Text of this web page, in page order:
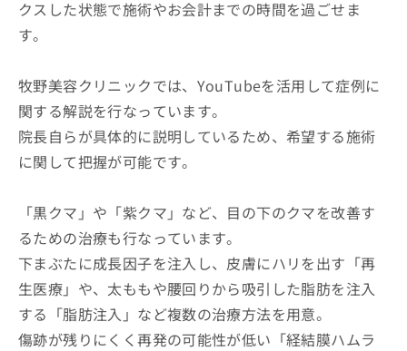
クスした状態で施術やお会計までの時間を過ごせま
す。
牧野美容クリニックでは、YouTubeを活用して症例に
関する解説を行なっています。
院長自らが具体的に説明しているため、希望する施術
に関して把握が可能です。
「黒クマ」や「紫クマ」など、目の下のクマを改善す
るための治療も行なっています。
下まぶたに成長因子を注入し、皮膚にハリを出す「再
生医療」や、太ももや腰回りから吸引した脂肪を注入
する「脂肪注入」など複数の治療方法を用意。
傷跡が残りにくく再発の可能性が低い「経結膜ハムラ